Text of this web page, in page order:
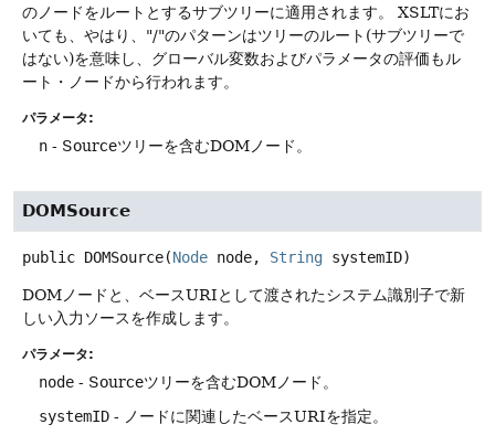
のノードをルートとするサブツリーに適用されます。
XSLTにお
いても、やはり、"/"のパターンはツリーのルート(サブツリーで
はない)を意味し、グローバル変数およびパラメータの評価もル
ート・ノードから行われます。
パラメータ:
n - Sourceツリーを含むDOMノード。
DOMSource
public DOMSource(Node node, String systemID)
DOMノードと、ベースURIとして渡されたシステム識別子で新
しい入力ソースを作成します。
パラメータ:
node - Sourceツリーを含むDOMノード。
systemID - ノードに関連したベースURIを指定。